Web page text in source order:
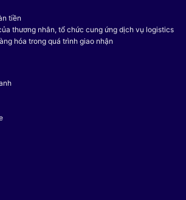
tiền
thương nhân, tổ chức cung ứng dịch vụ logistics
hóa trong quá trình giao nhận